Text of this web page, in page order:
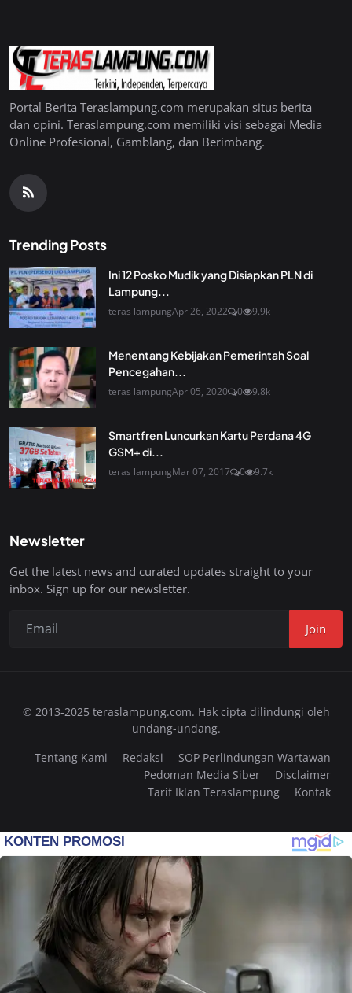
Portal Berita Teraslampung.com merupakan situs berita
dan opini. Teraslampung.com memiliki visi sebagai Media
Online Profesional, Gamblang, dan Berimbang.
Trending Posts
Ini 12 Posko Mudik yang Disiapkan PLN di
Lampung...
teras lampungApr 26, 2022 0 9.9k
Menentang Kebijakan Pemerintah Soal
Pencegahan...
teras lampungApr 05, 2020 0 9.8k
Smartfren Luncurkan Kartu Perdana 4G
GSM+ di...
teras lampungMar 07, 2017 0 9.7k
Newsletter
Get the latest news and curated updates straight to your
inbox. Sign up for our newsletter.
Join
© 2013-2025 teraslampung.com. Hak cipta dilindungi oleh
undang-undang.
Tentang Kami
Redaksi
SOP Perlindungan Wartawan
Pedoman Media Siber
Disclaimer
Tarif Iklan Teraslampung
Kontak